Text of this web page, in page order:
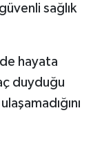
sağlık
hayata
duyduğu